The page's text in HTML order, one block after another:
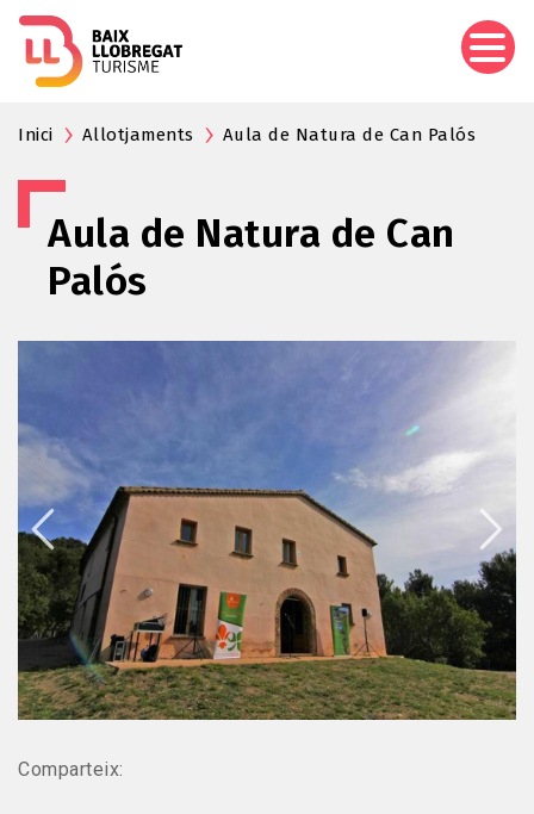
Inici Allotjaments Aula de Natura de Can Palós
Aula de Natura de Can
Palós
Comparteix: